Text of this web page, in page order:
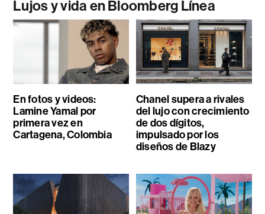
Lujos y vida en Bloomberg Línea
En fotos y videos:
Lamine Yamal por
primera vez en
Cartagena, Colombia
Chanel supera a rivales
del lujo con crecimiento
de dos dígitos,
impulsado por los
diseños de Blazy